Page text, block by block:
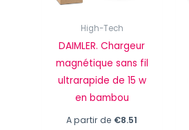
High-Tech
DAIMLER. Chargeur
magnétique sans fil
ultrarapide de 15 w
en bambou
A partir de €8.51